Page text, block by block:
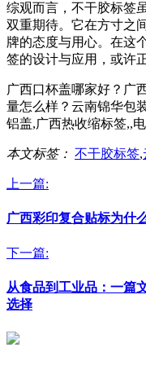
综观而言，不干胶标签
双重期待。它在方寸之
牌的态度与用心。在这
签的设计与应用，或许
广西口杯盖哪家好？广
量怎么样？云南锦华包
铝盖,广西热收缩标签,,电
本文标签： 不干胶标签,
上一篇:
广西彩印复合贴标为什
下一篇:
从食品到工业品：一篇
选择